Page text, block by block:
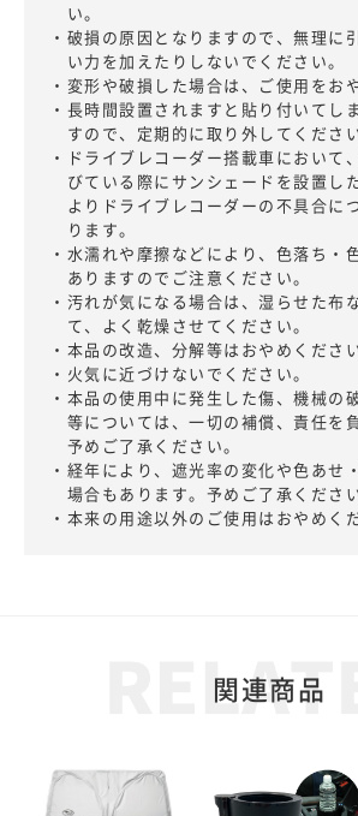
い。
・破損の原因となりますので、無理に
い力を加えたりしないでください。
・変形や破損した場合は、ご使用をお
・長時間設置されますと貼り付いてし
すので、定期的に取り外してください
・ドライブレコーダー搭載車において
びている際にサンシェードを設置し
よりドライブレコーダーの不具合に
ります。
・水濡れや摩擦などにより、色落ち・
ありますのでご注意ください。
・汚れが気になる場合は、湿らせた布
て、よく乾燥させてください。
・本品の改造、分解等はおやめくださ
・火気に近づけないでください。
・本品の使用中に発生した傷、機械の
等については、一切の補償、責任を
予めご了承ください。
・経年により、遮光率の変化や色あせ
場合もあります。予めご了承ください
・本来の用途以外のご使用はおやめく
関連商品